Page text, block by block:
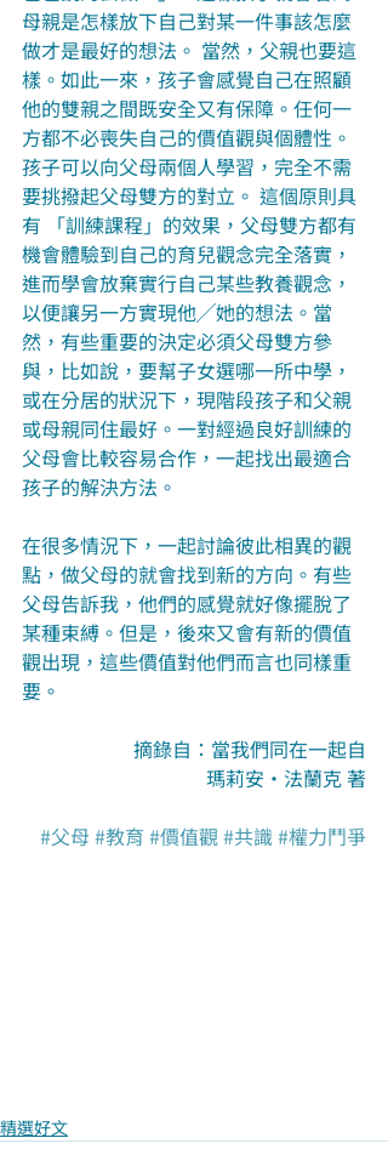
母親是怎樣放下自己對某一件事該怎麼
做才是最好的想法。 當然，父親也要這
樣。如此一來，孩子會感覺自己在照顧
他的雙親之間既安全又有保障。任何一
方都不必喪失自己的價值觀與個體性。
孩子可以向父母兩個人學習，完全不需
要挑撥起父母雙方的對立。 這個原則具
有 「訓練課程」的效果，父母雙方都有
機會體驗到自己的育兒觀念完全落實，
進而學會放棄實行自己某些教養觀念，
以便讓另一方實現他╱她的想法。當
然，有些重要的決定必須父母雙方參
與，比如說，要幫子女選哪一所中學，
或在分居的狀況下，現階段孩子和父親
或母親同住最好。一對經過良好訓練的
父母會比較容易合作，一起找出最適合
孩子的解決方法。
在很多情況下，一起討論彼此相異的觀
點，做父母的就會找到新的方向。有些
父母告訴我，他們的感覺就好像擺脫了
某種束縛。但是，後來又會有新的價值
觀出現，這些價值對他們而言也同樣重
要。
摘錄自：當我們同在一起自
瑪莉安‧法蘭克 著
#父母 #教育 #價值觀#共識#權力鬥爭
精選好文